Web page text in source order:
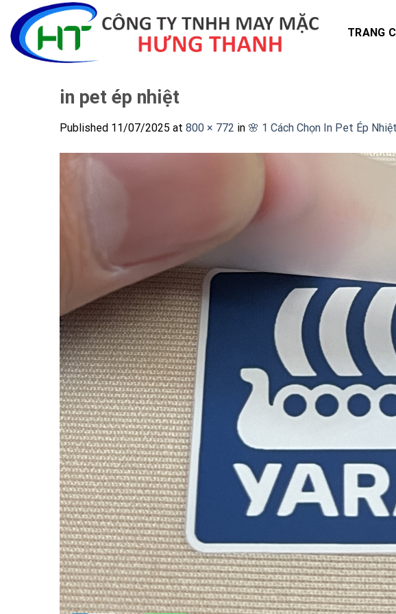
content
TRANG
in pet ép nhiệt
Published 11/07/2025 at 800 × 772 in 🌸 1 Cách Chọn In Pet Ép